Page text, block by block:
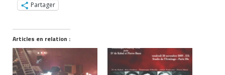
Partager
Articles en relation :